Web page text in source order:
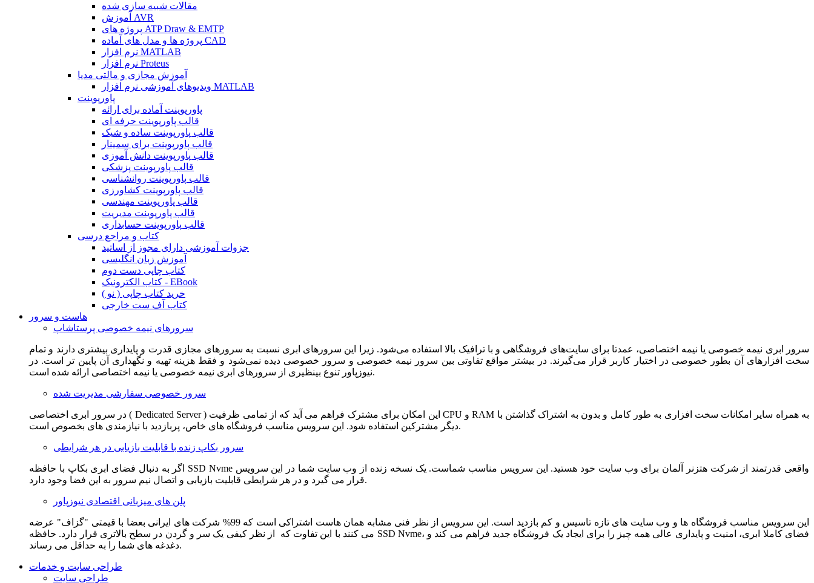
مقالات شبیه سازی شده
آموزش AVR
پروژه های ATP Draw & EMTP
پروژه ها و مدل های آماده CAD
نرم افزار MATLAB
نرم افزار Proteus
آموزش مجازی و مالتی مدیا
ویدیوهای آموزشی نرم افزار MATLAB
پاورپوینت
پاورپوینت آماده برای ارائه
قالب پاورپوینت حرفه ای
قالب پاورپوینت ساده و شیک
قالب پاورپوینت برای سمینار
قالب پاورپوینت دانش آموزی
قالب پاورپوینت پزشکی
قالب پاورپوینت روانشناسی
قالب پاورپوینت کشاورزی
قالب پاورپوینت مهندسی
قالب پاورپوینت مدیریت
قالب پاورپوینت حسابداری
کتاب و مراجع درسی
جزوات آموزشی دارای مجوز از اساتید
آموزش زبان انگلیسی
کتاب چاپی دست دوم
کتاب الکترونیک - EBook
خرید کتاب چاپی ( نو )
کتاب آف ست خارجی
هاست و سرور
سرورهای نیمه خصوصی پرستاشاپ
سرور ابری نیمه خصوصی یا نیمه اختصاصی، عمدتا برای سایت‌های فروشگاهی و با ترافیک بالا استفاده می‌شود. زیرا این سرورهای ابری نسبت به سرورهای مجازی قدرت و پایداری بیشتری دارند و تمام
سخت افزارهای آن بطور خصوصی در اختیار کاربر قرار می‌گیرند. در بیشتر مواقع تفاوتی بین سرور نیمه خصوصی و سرور خصوصی دیده نمی‌شود و فقط هزینه تهیه و نگهداری آن پایین تر است. در
نیوزپاور تنوع بینظیری از سرورهای ابری نیمه خصوصی یا نیمه اختصاصی ارائه شده است.
سرور خصوصی سفارشی مدیریت شده
در سرور ابری اختصاصی ( Dedicated Server ) این امکان برای مشترک فراهم می آید که از تمامی ظرفیت CPU و RAM به همراه سایر امکانات سخت افزاری به طور کامل و بدون به اشتراک گذاشتن با
دیگر مشترکین استفاده شود. این سرویس مناسب فروشگاه های خاص، پربازدید با نیازمندی های بخصوص است.
سرور بکاپ زنده با قابلیت بازیابی در هر شرایطی
اگر به دنبال فضای ابری بکاپ با حافظه SSD Nvme واقعی قدرتمند از شرکت هتزنر آلمان برای وب سایت خود هستید. این سرویس مناسب شماست. یک نسخه زنده از وب سایت شما در این سرویس
قرار می گیرد و در هر شرایطی قابلیت بازیابی و اتصال نیم سرور به این فضا وجود دارد.
پلن های میزبانی اقتصادی نیوزپاور
این سرویس مناسب فروشگاه ها و وب سایت های تازه تاسیس و کم بازدید است. این سرویس از نظر فنی مشابه همان هاست اشتراکی است که 99% شرکت های ایرانی بعضا با قیمتی "گزاف" عرضه
می کنند با این تفاوت که از نظر کیفی یک سر و گردن در سطح بالاتری قرار دارد. حافظه SSD Nvme، فضای کاملا ابری، امنیت و پایداری عالی همه چیز را برای ایجاد یک فروشگاه جدید فراهم می کند و
دغدغه های شما را به حداقل می رساند.
طراحی سایت و خدمات
طراحی سایت